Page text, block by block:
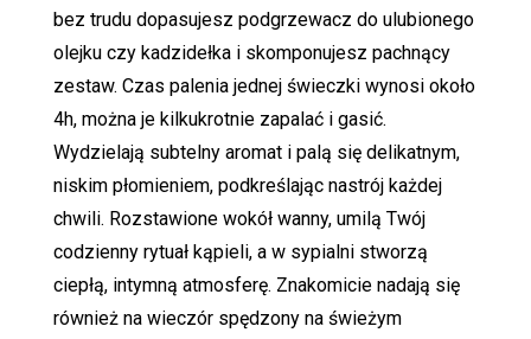
bez trudu dopasujesz podgrzewacz do ulubionego
olejku czy kadzidełka i skomponujesz pachnący
zestaw. Czas palenia jednej świeczki wynosi około
4h, można je kilkukrotnie zapalać i gasić.
Wydzielają subtelny aromat i palą się delikatnym,
niskim płomieniem, podkreślając nastrój każdej
chwili. Rozstawione wokół wanny, umilą Twój
codzienny rytuał kąpieli, a w sypialni stworzą
ciepłą, intymną atmosferę. Znakomicie nadają się
również na wieczór spędzony na świeżym